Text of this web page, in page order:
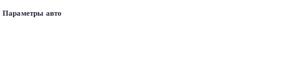
Параметры авто